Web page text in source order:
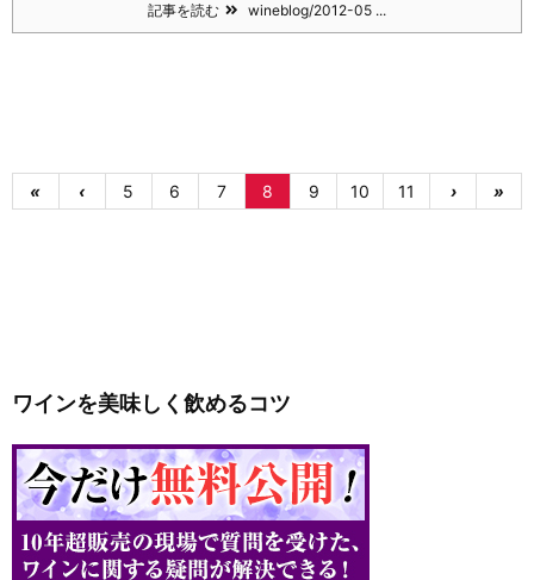
記事を読む wineblog/2012-05 ...
« ‹ 5 6 7 8 9 10 11 › »
ワインを美味しく飲めるコツ